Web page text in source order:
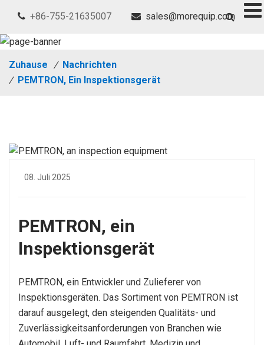
+86-755-21635007 sales@morequip.com
Zuhause / Nachrichten
/ PEMTRON, Ein Inspektionsgerät
08. Juli 2025
PEMTRON, ein
Inspektionsgerät
PEMTRON, ein Entwickler und Zulieferer von
Inspektionsgeräten. Das Sortiment von PEMTRON ist
darauf ausgelegt, den steigenden Qualitäts- und
Zuverlässigkeitsanforderungen von Branchen wie